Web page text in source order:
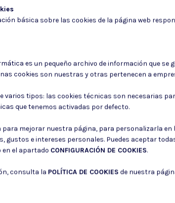
Puede darse de baja en cualquier
Consiento el uso de mis datos
básica sobre las cookies de la página web
es un pequeño archivo de información que
cookies son nuestras y otras pertenecen a
varios tipos: las cookies técnicas son necesarias
que tenemos activadas por defecto.
para mejorar nuestra página, para personalizarla
gustos e intereses personales. Puedes aceptar
el apartado CONFIGURACIÓN DE COOKIES.
consulta la POLÍTICA DE COOKIES de nuestra